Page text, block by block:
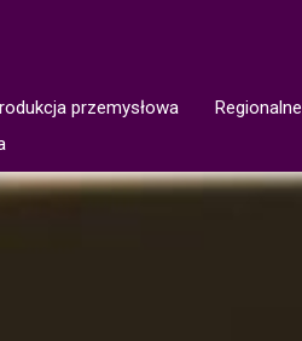
przemysłowa Regionalne